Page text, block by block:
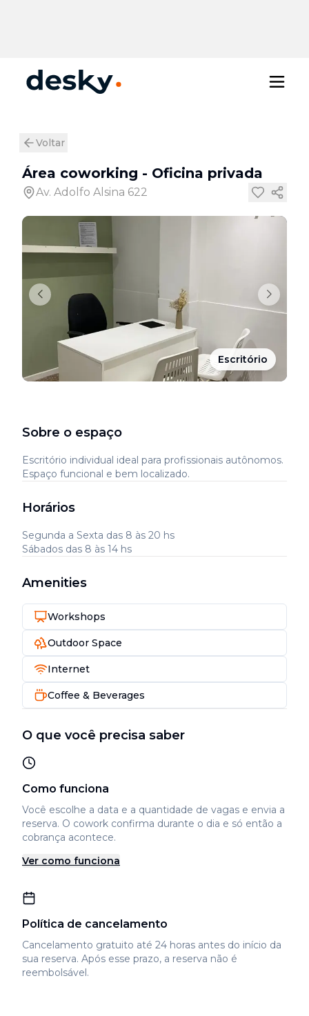
Voltar
Área coworking - Oficina privada
Av. Adolfo Alsina 622
Escritório
Sobre o espaço
Escritório individual ideal para profissionais autônomos.
Espaço funcional e bem localizado.
Horários
Segunda a Sexta das 8 às 20 hs
Sábados das 8 às 14 hs
Amenities
Workshops
Outdoor Space
Internet
Coffee & Beverages
O que você precisa saber
Como funciona
Você escolhe a data e a quantidade de vagas e envia a
reserva. O cowork confirma durante o dia e só então a
cobrança acontece.
Ver como funciona
Política de cancelamento
Cancelamento gratuito até 24 horas antes do início da
sua reserva. Após esse prazo, a reserva não é
reembolsável.